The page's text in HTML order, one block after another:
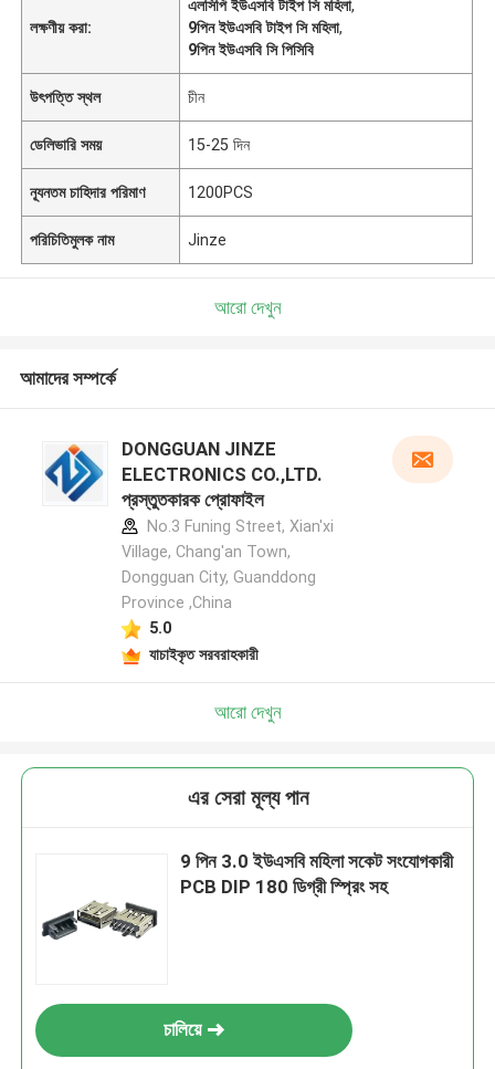
লক্ষণীয় করা:
এলসিপি ইউএসবি টাইপ সি মহিলা,
9পিন ইউএসবি টাইপ সি মহিলা,
9পিন ইউএসবি সি পিসিবি
উৎপত্তি স্থল চীন
ডেলিভারি সময় 15-25 দিন
ন্যূনতম চাহিদার পরিমাণ 1200PCS
পরিচিতিমুলক নাম Jinze
আরো দেখুন
আমাদের সম্পর্কে
DONGGUAN JINZE
ELECTRONICS CO.,LTD.
প্রস্তুতকারক প্রোফাইল
No.3 Funing Street, Xian'xi
Village, Chang'an Town,
Dongguan City, Guanddong
Province ,China
5.0
যাচাইকৃত সরবরাহকারী
আরো দেখুন
এর সেরা মূল্য পান
9 পিন 3.0 ইউএসবি মহিলা সকেট সংযোগকারী
PCB DIP 180 ডিগ্রী স্প্রিং সহ
চালিয়ে